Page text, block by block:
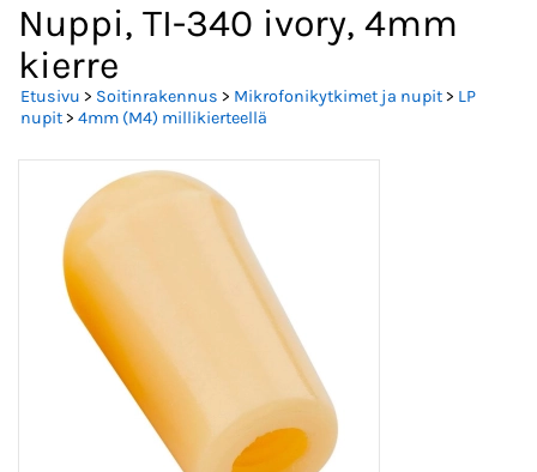
Nuppi, TI-340 ivory, 4mm
kierre
Etusivu > Soitinrakennus > Mikrofonikytkimet ja nupit> LP
nupit> 4mm (M4) millikierteellä